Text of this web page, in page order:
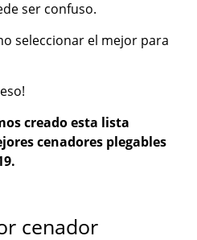
ser confuso.
seleccionar el mejor para
creado esta lista
cenadores plegables
cenador